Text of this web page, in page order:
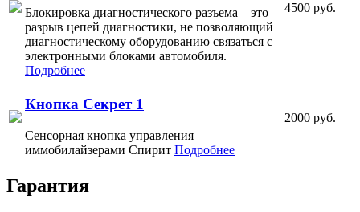
Блокировка диагностического разъема – это
разрыв цепей диагностики, не позволяющий
диагностическому оборудованию связаться с
электронными блоками автомобиля.
Подробнее
4500 руб.
Кнопка Секрет 1
Сенсорная кнопка управления
иммобилайзерами Спирит Подробнее
2000 руб.
Гарантия